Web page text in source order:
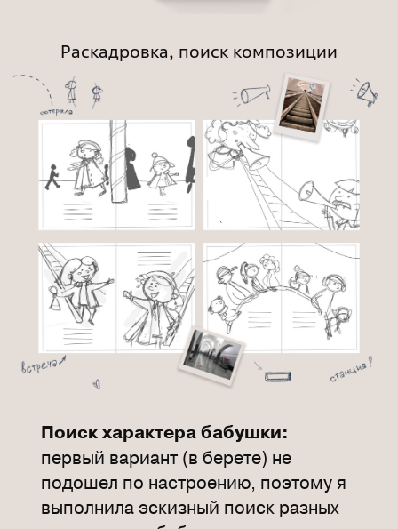
Раскадровка, поиск композиции
Поиск характера бабушки:
первый вариант (в берете) не
подошел по настроению, поэтому я
выполнила эскизный поиск разных